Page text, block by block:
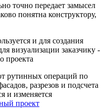
точно передает замысел
понятна конструктору,
и для создания
визуализации заказчику -
проекта
рутинных операций по
разрезов и подсчета
и изменяется
проект